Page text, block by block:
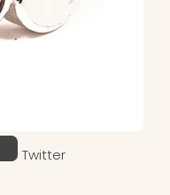
Twitter